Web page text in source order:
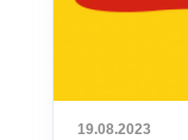
19.08.2023